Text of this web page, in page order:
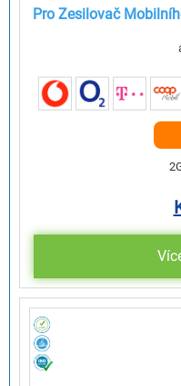
Pro Zesilovač